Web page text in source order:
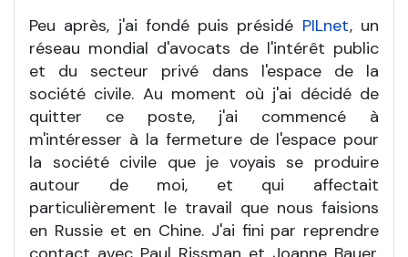
Peu après, j'ai fondé puis présidé PILnet, un
réseau mondial d'avocats de l'intérêt public
et du secteur privé dans l'espace de la
société civile. Au moment où j'ai décidé de
quitter ce poste, j'ai commencé à
m'intéresser à la fermeture de l'espace pour
la société civile que je voyais se produire
autour de moi, et qui affectait
particulièrement le travail que nous faisions
en Russie et en Chine. J'ai fini par reprendre